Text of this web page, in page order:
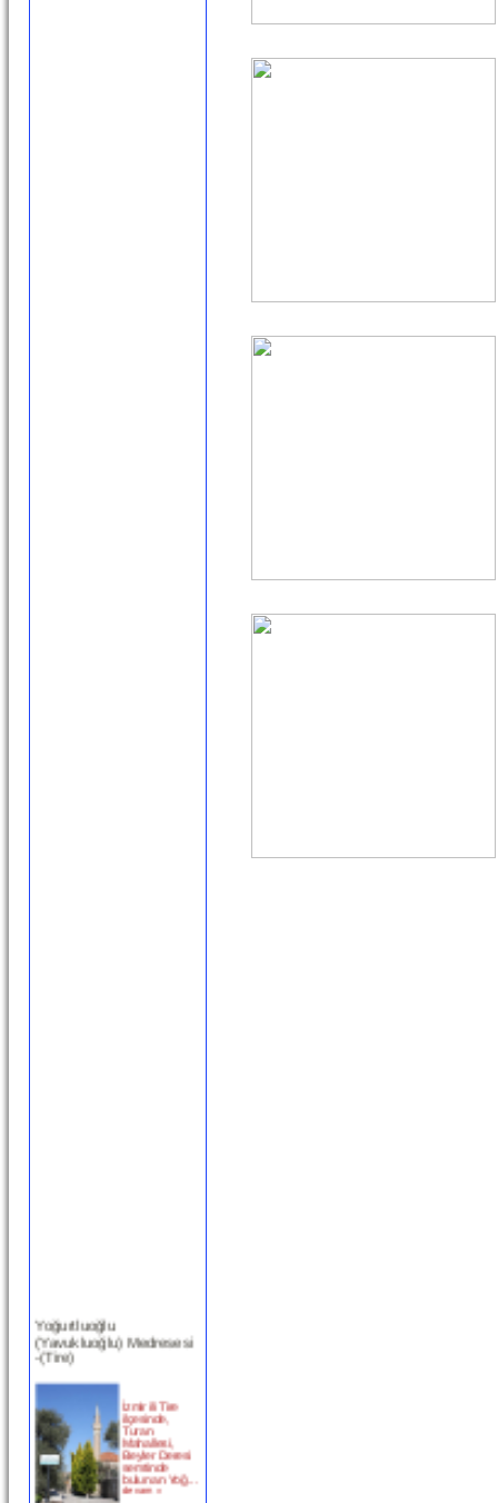
Yoğurtluoğlu
(Yavukluoğlu) Medresesi
-(Tire)
ilçesinde,
Turan
Mahallesi,
Beyler Deresi
semtinde
bulunan Yoğ...
devam »